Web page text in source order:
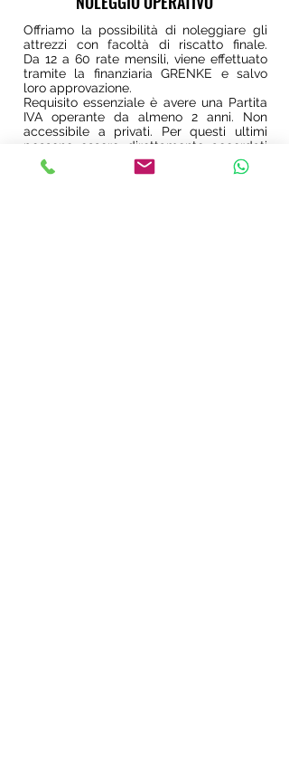
€
€
€
Offriamo la possibilità di noleggiare gli
attrezzi con facoltà di riscatto finale.
Da 12 a 60 rate mensili, viene effettuato
tramite la finanziaria GRENKE e salvo
loro approvazione.
Requisito essenziale è avere una Partita
IVA operante da almeno 2 anni. Non
accessibile a privati. Per questi ultimi
possono essere direttamente accordati
pagamenti rateizzati.